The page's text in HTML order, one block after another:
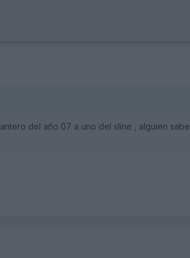
del año 07 a uno del sline , alguien